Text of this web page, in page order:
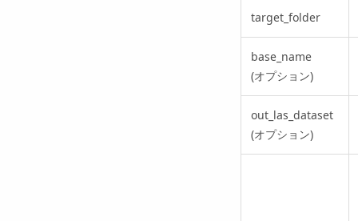
target_folder
base_name
(オプション)
out_las_dataset
(オプション)